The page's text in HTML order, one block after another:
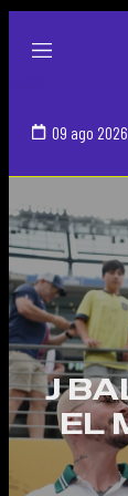
Menú
09 ago 2026
J
EL